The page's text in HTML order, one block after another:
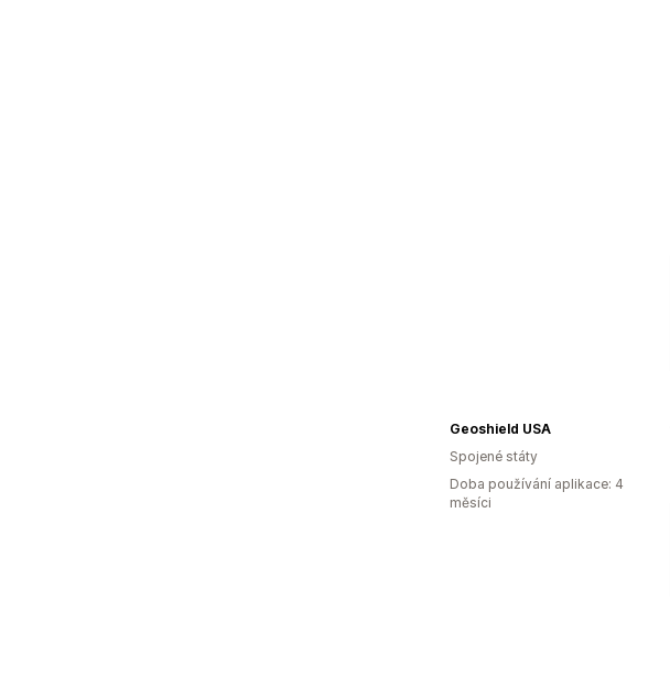
Geoshield USA
Spojené státy
Doba používání aplikace: 4
měsíci